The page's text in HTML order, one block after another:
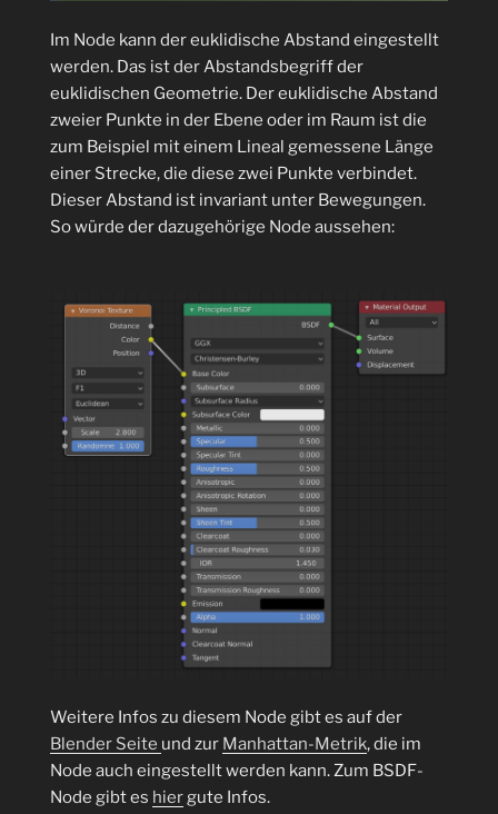
Im Node kann der euklidische Abstand eingestellt
werden. Das ist der Abstandsbegriff der
euklidischen Geometrie. Der euklidische Abstand
zweier Punkte in der Ebene oder im Raum ist die
zum Beispiel mit einem Lineal gemessene Länge
einer Strecke, die diese zwei Punkte verbindet.
Dieser Abstand ist invariant unter Bewegungen.
So würde der dazugehörige Node aussehen:
Weitere Infos zu diesem Node gibt es auf der
Blender Seite und zur Manhattan-Metrik, die im
Node auch eingestellt werden kann. Zum BSDF-
Node gibt es hiergute Infos.